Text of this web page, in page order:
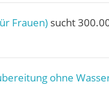
Frauen) sucht
ohne